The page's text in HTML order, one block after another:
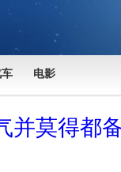
电影
并莫得都